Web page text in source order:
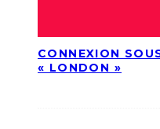
CONNEXION
« LONDON »